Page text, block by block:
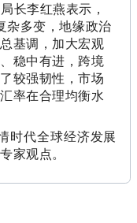
长李红燕表示，
杂多变，地缘政治
基调，加大宏观
稳中有进，跨境
较强韧性，市场
率在合理均衡水
时代全球经济发展
家观点。